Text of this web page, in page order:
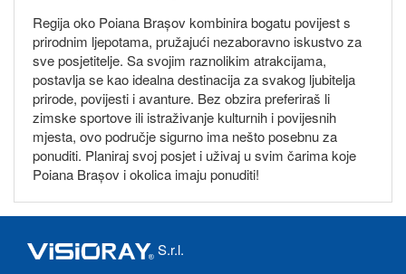
Regija oko Poiana Brașov kombinira bogatu povijest s
prirodnim ljepotama, pružajući nezaboravno iskustvo za
sve posjetitelje. Sa svojim raznolikim atrakcijama,
postavlja se kao idealna destinacija za svakog ljubitelja
prirode, povijesti i avanture. Bez obzira preferiraš li
zimske sportove ili istraživanje kulturnih i povijesnih
mjesta, ovo područje sigurno ima nešto posebnu za
ponuditi. Planiraj svoj posjet i uživaj u svim čarima koje
Poiana Brașov i okolica imaju ponuditi!
S.r.l.